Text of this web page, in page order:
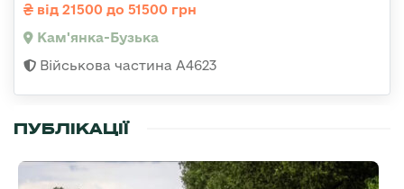
від 21500 до 51500 грн
Кам'янка-Бузька
Військова частина А4623
ПУБЛІКАЦІЇ